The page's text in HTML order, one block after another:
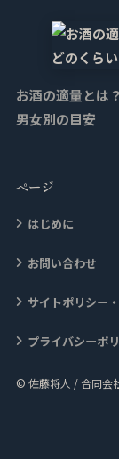
お酒の適量とは
男女別の目安
ページ
はじめに
お問い合わせ
サイトポリシー
プライバシーポ
© 佐藤将人 / 合同会